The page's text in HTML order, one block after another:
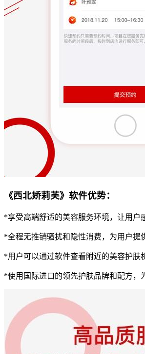
《西北娇莉芙》软件优势：
*享受高端舒适的美容服务环境，让用户
*全程无推销骚扰和隐性消费，为用户提
*用户可以通过软件查看附近的美容护肤
*使用国际进口的领先护肤品牌和配方，